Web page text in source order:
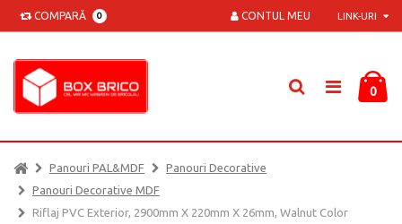
COMPARĂ 0 LINK-URI
CONTUL MEU
0
Panouri PAL&MDF
Panouri Decorative
Panouri Decorative MDF
Riflaj PVC Exterior, 2900mm X 220mm X 26mm, Walnut Color